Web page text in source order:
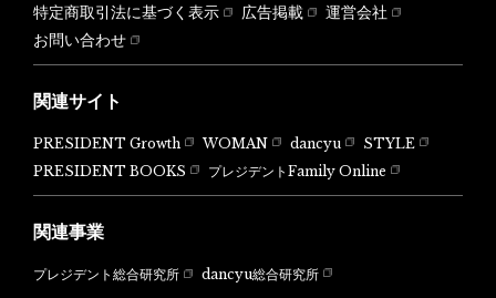
特定商取引法に基づく表示
広告掲載
運営会社
お問い合わせ
関連サイト
PRESIDENT Growth WOMAN dancyu
STYLE
PRESIDENT BOOKS
プレジデントFamily Online
関連事業
プレジデント総合研究所 dancyu総合研究所